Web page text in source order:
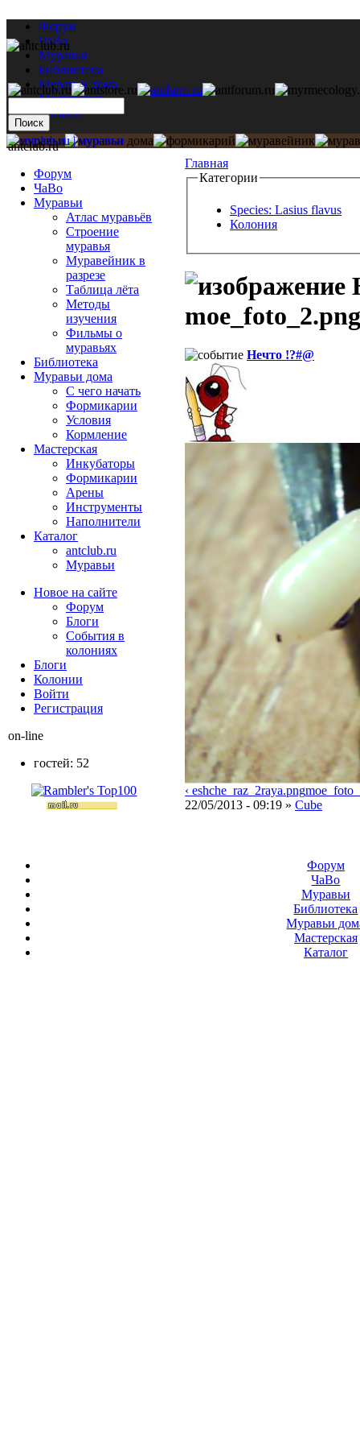
Форум
ЧаВо
Муравьи
Библиотека
Муравьи дома
Мастерская
Каталог
Главная
Категории
Species: Lasius flavus
Колония
moe_foto_2.png
Нечто !?#@
‹ eshche_raz_2raya.png
22/05/2013 - 09:19 » Cube
antclub.ru
Форум
ЧаВо
Муравьи
Атлас муравьёв
Строение
муравья
Муравейник в
разрезе
Таблица лёта
Методы
изучения
Фильмы о
муравьях
Библиотека
Муравьи дома
С чего начать
Формикарии
Условия
Кормление
Мастерская
Инкубаторы
Формикарии
Арены
Инструменты
Наполнители
Каталог
antclub.ru
Муравьи
Новое на сайте
Форум
Блоги
События в
колониях
Блоги
Колонии
Войти
Peгиcтpaция
on-line
гостей: 52
Форум
ЧаВо
Муравьи
Библиотека
Муравьи
Мастерская
Каталог